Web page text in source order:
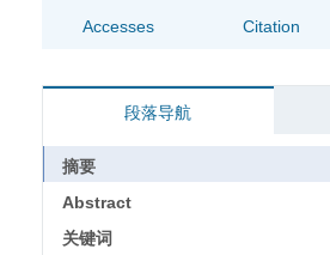
Accesses Citation
段落导航
摘要
Abstract
关键词